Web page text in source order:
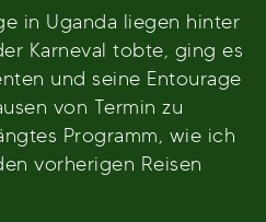
in Uganda liegen hinter
Karneval tobte, ging es
und seine Entourage
von Termin zu
Programm, wie ich
vorherigen Reisen